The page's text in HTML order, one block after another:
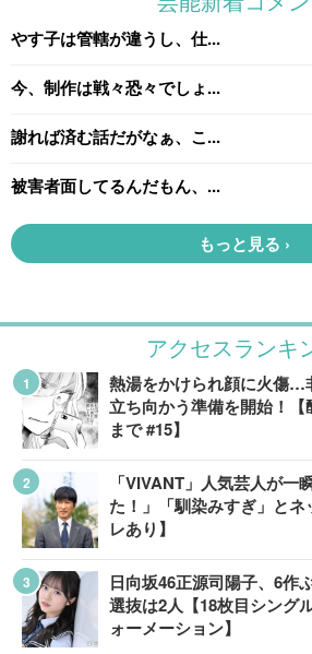
アクセスランキ
熱湯をかけられ顔に火傷…
立ち向かう準備を開始！
まで #15】
「VIVANT」人気芸人が一
た！」「馴染みすぎ」と
レあり】
日向坂46正源司陽子、6作
選抜は2人【18枚目シング
ォーメーション】